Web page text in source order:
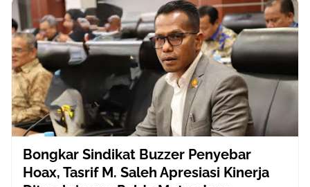
Bongkar Sindikat Buzzer Penyebar
Hoax, Tasrif M. Saleh Apresiasi Kinerja